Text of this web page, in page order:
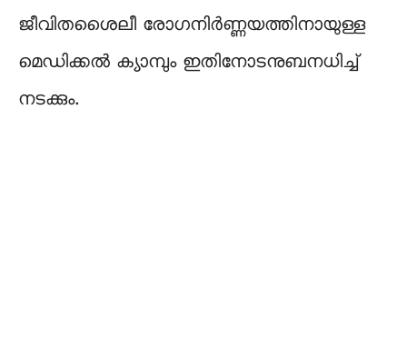
ജീവിതശൈലീ രോഗനിർണ്ണയത്തിനായുള്ള
മെഡിക്കൽ ക്യാമ്പും ഇതിനോടനുബനധിച്ച്
നടക്കും.